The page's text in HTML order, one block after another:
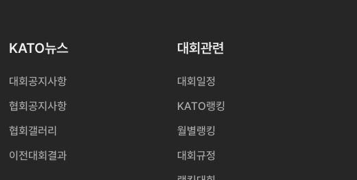
KATO뉴스
대회공지사항
협회공지사항
협회갤러리
이전대회결과
대회관련
대회일정
KATO랭킹
월별랭킹
대회규정